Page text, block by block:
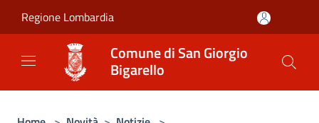
Regione Lombardia
Comune di San Giorgio
Bigarello